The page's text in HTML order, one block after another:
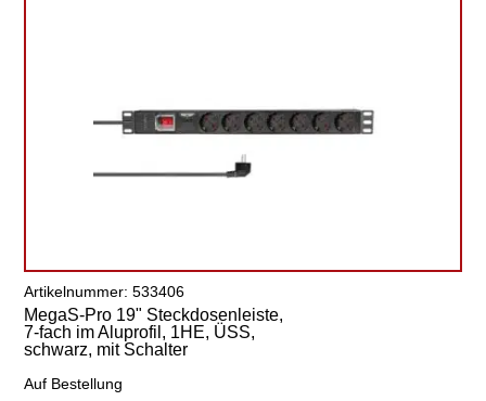
Artikelnummer: 533406
MegaS-Pro 19" Steckdosenleiste,
7-fach im Aluprofil, 1HE, ÜSS,
schwarz, mit Schalter
Auf Bestellung